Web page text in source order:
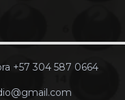
+57 304 587 0664